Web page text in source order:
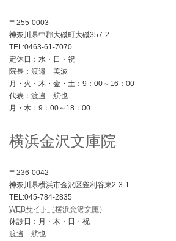
〒255-0003
神奈川県中郡大磯町大磯357-2
TEL:0463-61-7070
定休日：水・日・祝
院長：渡邉 美波
月・火・木・金・土：9：00～16：00
代表：渡邉 航也
月・木：9：00～18：00
横浜金沢文庫院
〒236-0042
神奈川県横浜市金沢区釜利谷東2-3-1
TEL:045-784-2835
WEBサイト（横浜金沢文庫）
休診日：月・木・日・祝
渡邉 航也